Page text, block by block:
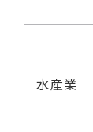
水産業